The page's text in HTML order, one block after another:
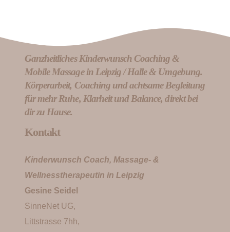
Ganzheitliches Kinderwunsch Coaching &
Mobile Massage in Leipzig / Halle & Umgebung.
Körperarbeit, Coaching und achtsame Begleitung
für mehr Ruhe, Klarheit und Balance, direkt bei
dir zu Hause.
Kontakt
Kinderwunsch Coach, Massage- &
Wellnesstherapeutin in Leipzig
Gesine Seidel
SinneNet UG,
Littstrasse 7hh,